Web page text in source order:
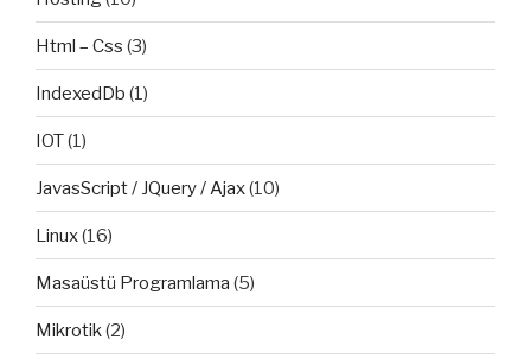
Html – Css (3)
IndexedDb (1)
IOT(1)
JavasScript / JQuery / Ajax(10)
Linux(16)
Masaüstü Programlama (5)
Mikrotik(2)